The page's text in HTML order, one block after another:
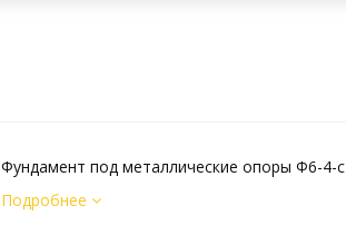
Фундамент под металлические опоры Ф6-4-с
Подробнее